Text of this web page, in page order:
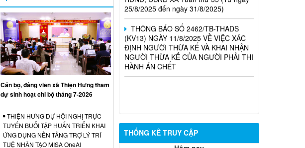
THÔNG BÁO SỐ 2462/TB-THADS
(KV13) NGÀY 11/8/2025 VỀ VIỆC XÁC
ĐỊNH NGƯỜI THỪA KẾ VÀ KHAI NHẬN
NGƯỜI THỪA KẾ CỦA NGƯỜI PHẢI THI
HÀNH ÁN CHẾT
THỐNG KÊ TRUY CẬP
Cán bộ, đảng viên xã Thiện Hưng tham
dự sinh hoạt chi bộ tháng 7-2026
THIỆN HƯNG DỰ HỘI NGHỊ TRỰC
TUYẾN BUỔI TẬP HUẤN TRIỂN KHAI
ỨNG DỤNG NỀN TẢNG TRỢ LÝ TRÍ
TUỆ NHÂN TẠO MISA OneAl